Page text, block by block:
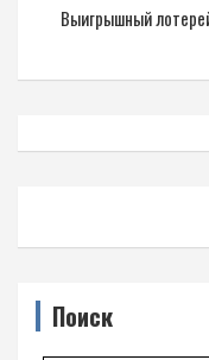
Выигрышный
Поиск